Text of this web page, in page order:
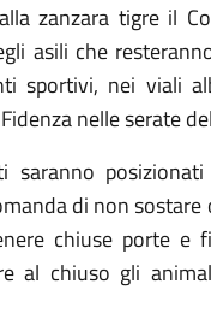
zanzara tigre il
asili che
sportivi, nei viali
nelle serate
saranno
di non
chiuse porte e
al chiuso gli